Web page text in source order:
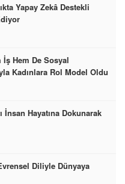
Yapay Zekâ Destekli
Hem De Sosyal
Kadınlara Rol Model Oldu
İnsan Hayatına Dokunarak
Diliyle Dünyaya